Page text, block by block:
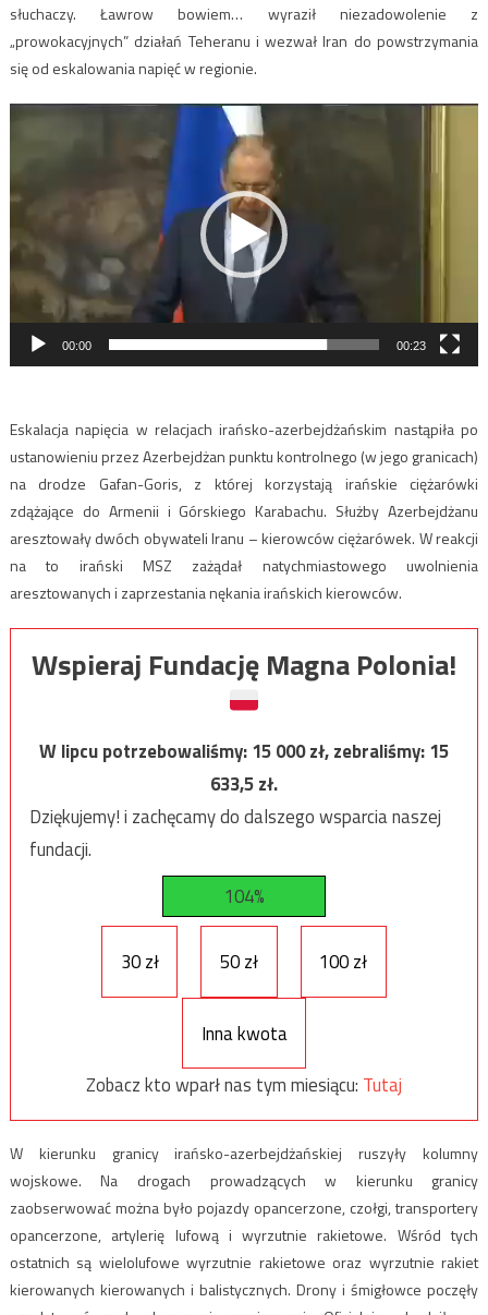
słuchaczy. Ławrow bowiem… wyraził niezadowolenie z
„prowokacyjnych” działań Teheranu i wezwał Iran do powstrzymania
się od eskalowania napięć w regionie.
00:00 00:23
Eskalacja napięcia w relacjach irańsko-azerbejdżańskim nastąpiła po
ustanowieniu przez Azerbejdżan punktu kontrolnego (w jego granicach)
na drodze Gafan-Goris, z której korzystają irańskie ciężarówki
zdążające do Armenii i Górskiego Karabachu. Służby Azerbejdżanu
aresztowały dwóch obywateli Iranu – kierowców ciężarówek. W reakcji
na to irański MSZ zażądał natychmiastowego uwolnienia
aresztowanych i zaprzestania nękania irańskich kierowców.
Wspieraj Fundację Magna Polonia!
W lipcu potrzebowaliśmy:15 000zł, zebraliśmy:15
633,5zł.
Dziękujemy! i zachęcamy do dalszego wsparcia naszej
fundacji.
104%
30 zł 50 zł 100 zł
Inna kwota
Zobacz kto wparł nas tym miesiącu: Tutaj
W kierunku granicy irańsko-azerbejdżańskiej ruszyły kolumny
wojskowe. Na drogach prowadzących w kierunku granicy
zaobserwować można było pojazdy opancerzone, czołgi, transportery
opancerzone, artylerię lufową i wyrzutnie rakietowe. Wśród tych
ostatnich są wielolufowe wyrzutnie rakietowe oraz wyrzutnie rakiet
kierowanych kierowanych i balistycznych. Drony i śmigłowce poczęły